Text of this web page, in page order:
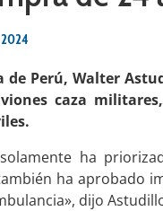
de Perú, Walter
caza
ha
ha aprobado
dijo